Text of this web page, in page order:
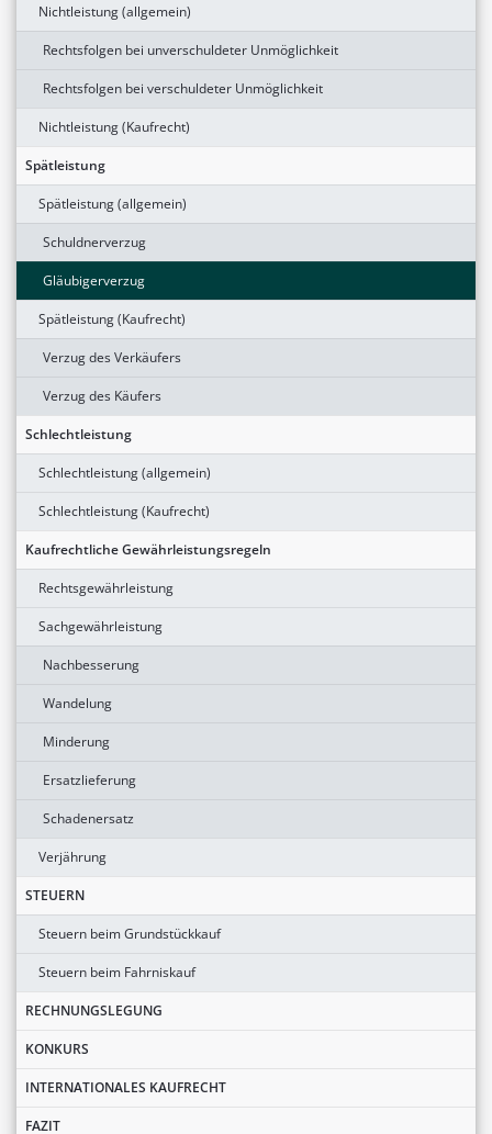
Nichtleistung (allgemein)
Rechtsfolgen bei unverschuldeter Unmöglichkeit
Rechtsfolgen bei verschuldeter Unmöglichkeit
Nichtleistung (Kaufrecht)
Spätleistung
Spätleistung (allgemein)
Schuldnerverzug
Gläubigerverzug
Spätleistung (Kaufrecht)
Verzug des Verkäufers
Verzug des Käufers
Schlechtleistung
Schlechtleistung (allgemein)
Schlechtleistung (Kaufrecht)
Kaufrechtliche Gewährleistungsregeln
Rechtsgewährleistung
Sachgewährleistung
Nachbesserung
Wandelung
Minderung
Ersatzlieferung
Schadenersatz
Verjährung
STEUERN
Steuern beim Grundstückkauf
Steuern beim Fahrniskauf
RECHNUNGSLEGUNG
KONKURS
INTERNATIONALES KAUFRECHT
FAZIT